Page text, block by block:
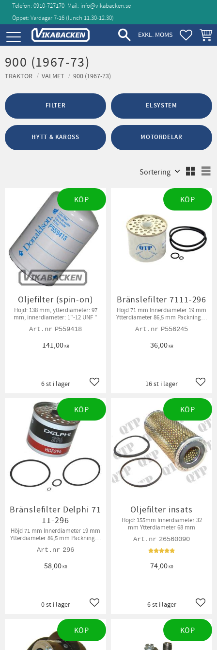
Meny
Telefon: 0910-727170 Mail: info@vikabacken.se
Öppet: Vardagar 7-16 (lunch 11.30‑12.30)
EXKL. MOMS
900 (1967-73)
TRAKTOR VALMET 900 (1967-73)
FILTER ELSYSTEM
HYTT & KAROSS MOTORDELAR
Oljefilter (spin-on)
Höjd: 138 mm, ytterdiameter: 97
mm, innerdiameter: 1"-12 UNF "
P559418
141,00KR
Lägg till i favoriter
6 st i lager
KÖP
Bränslefilter 7111-296
Höjd 71 mm Innerdiameter 19 mm
Ytterdiameter 86,5 mm Packningar
P556245
36,00KR
16 st i lager
KÖP
Bränslefilter Delphi 71
11-296
Höjd 71 mm Innerdiameter 19 mm
Ytterdiameter 86,5 mm Packningar
296
58,00KR
Lägg till i favoriter
0 st i lager
KÖP
Oljefilter insats
Höjd: 155mm Innerdiameter 32
mm Ytterdiameter 68 mm
26560090
74,00KR
6 st i lager
KÖP
KÖP KÖP